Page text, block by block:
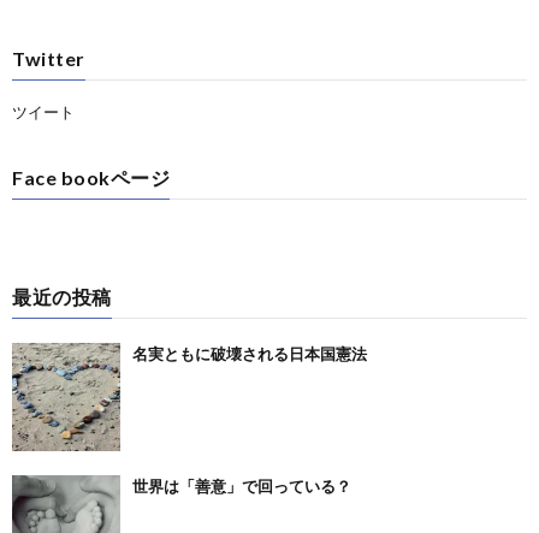
Twitter
ツイート
Face bookページ
最近の投稿
名実ともに破壊される日本国憲法
世界は「善意」で回っている？